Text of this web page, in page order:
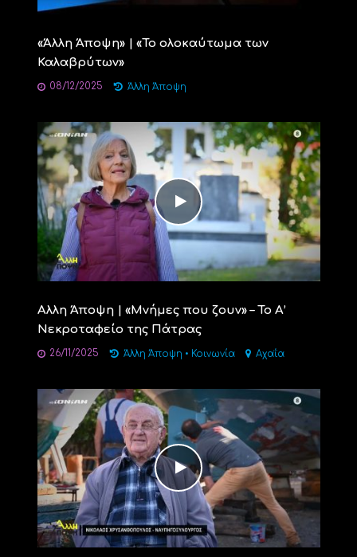
«Άλλη Άποψη» | «Το ολοκαύτωμα των
Καλαβρύτων»
08/12/2025 Άλλη Άποψη
Αλλη Άποψη | «Μνήμες που ζουν» – Το Α’
Νεκροταφείο της Πάτρας
26/11/2025 Άλλη Άποψη • Κοινωνία Αχαΐα